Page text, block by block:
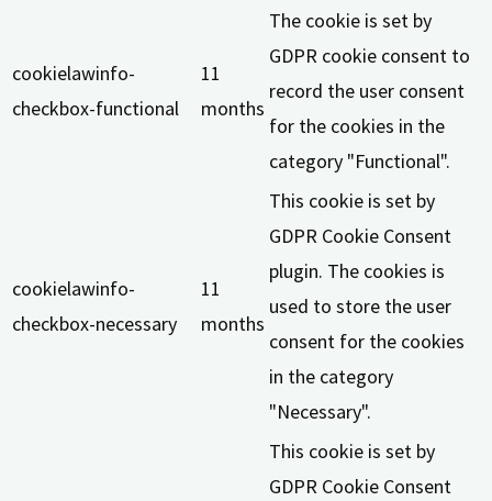
cookielawinfo-
checkbox-functional
11
months
The cookie is set by
GDPR cookie consent to
record the user consent
for the cookies in the
category "Functional".
cookielawinfo-
checkbox-necessary
11
months
This cookie is set by
GDPR Cookie Consent
plugin. The cookies is
used to store the user
consent for the cookies
in the category
"Necessary".
This cookie is set by
GDPR Cookie Consent